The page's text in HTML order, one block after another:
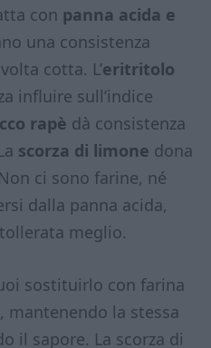
con panna acida e
una consistenza
cotta. L’eritritolo
influire sull’indice
rapè dà consistenza
scorza di limone dona
ci sono farine, né
dalla panna acida,
meglio.
sostituirlo con farina
mantenendo la stessa
il sapore. La scorza di